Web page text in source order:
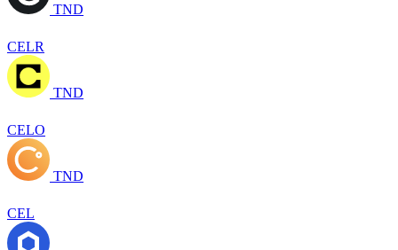
TND
CELR
TND
CELO
TND
CEL